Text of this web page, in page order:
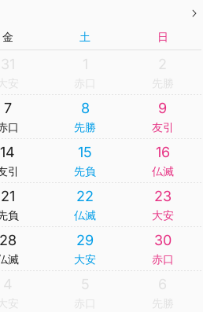
金 土 日
31
大安
1
赤口
2
先勝
7
口
8
先勝
9
友引
14
引
15
先負
16
仏滅
21
負
22
仏滅
23
大安
28
滅
29
大安
30
赤口
4
大安
5
赤口
6
先勝